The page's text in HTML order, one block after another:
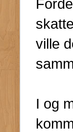
ville
I og